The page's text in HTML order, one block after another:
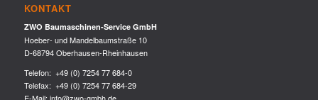
KONTAKT
ZWO Baumaschinen-Service GmbH
Hoeber- und Mandelbaumstraße 10
D-68794 Oberhausen-Rheinhausen
Telefon: +49 (0) 7254 77 684-0
Telefax: +49 (0) 7254 77 684-29
E-Mail: info@zwo-gmbh.de